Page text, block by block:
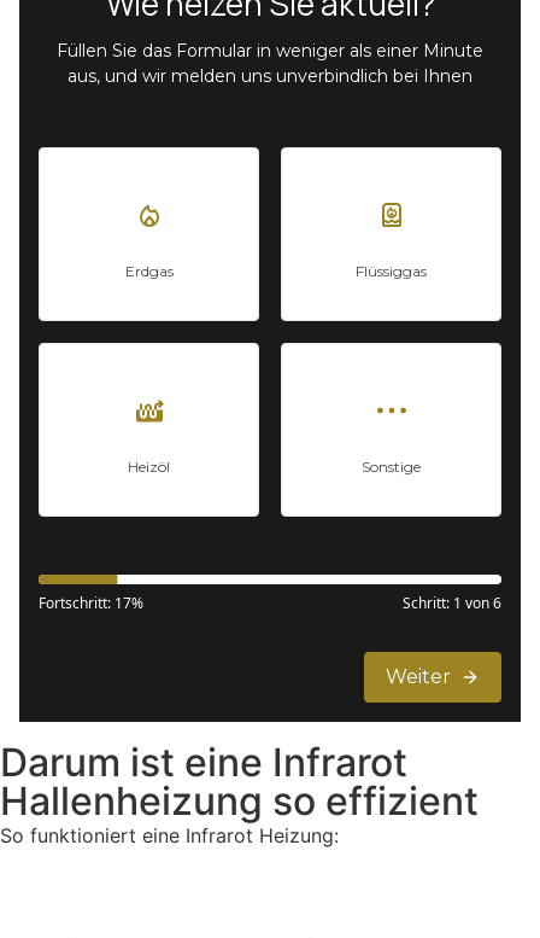
Darum ist eine Infrarot
Hallenheizung so effizient
So funktioniert eine Infrarot Heizung: